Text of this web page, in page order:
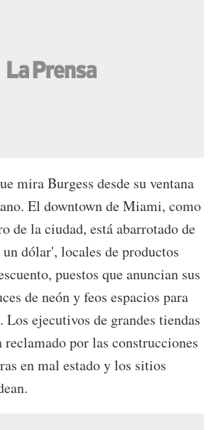
mira Burgess desde su ventana
El downtown de Miami, como
de la ciudad, está abarrotado de
dólar', locales de productos
puestos que anuncian sus
de neón y feos espacios para
Los ejecutivos de grandes tiendas
reclamado por las construcciones
en mal estado y los sitios